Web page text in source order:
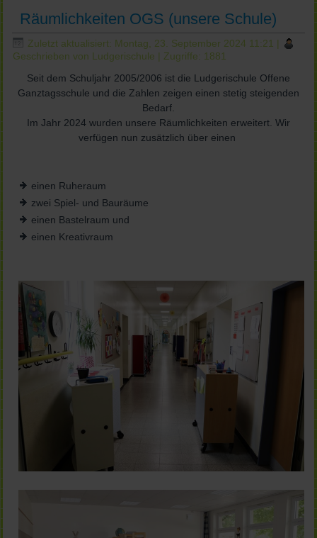
Räumlichkeiten OGS (unsere Schule)
Zuletzt aktualisiert: Montag, 23. September 2024 11:21 |
Geschrieben von Ludgerischule | Zugriffe: 1881
Seit dem Schuljahr 2005/2006 ist die Ludgerischule Offene
Ganztagsschule und die Zahlen zeigen einen stetig steigenden
Bedarf.
Im Jahr 2024 wurden unsere Räumlichkeiten erweitert. Wir
verfügen nun zusätzlich über einen
einen Ruheraum
zwei Spiel- und Bauräume
einen Bastelraum und
einen Kreativraum